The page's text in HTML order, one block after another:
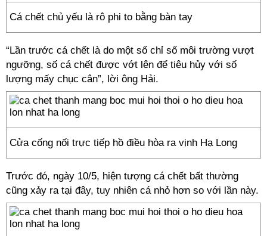
Cá chết chủ yếu là rô phi to bằng bàn tay
“Lần trước cá chết là do một số chỉ số môi trường vượt
ngưỡng, số cá chết được vớt lên để tiêu hủy với số
lượng mấy chục cân”, lời ông Hải.
Cửa cống nối trực tiếp hồ điều hòa ra vịnh Hạ Long
Trước đó, ngày 10/5, hiện tượng cá chết bất thường
cũng xảy ra tại đây, tuy nhiên cá nhỏ hơn so với lần này.